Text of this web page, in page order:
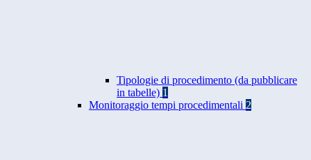
Tipologie di procedimento (da pubblicare
in tabelle) 1
Monitoraggio tempi procedimentali 2